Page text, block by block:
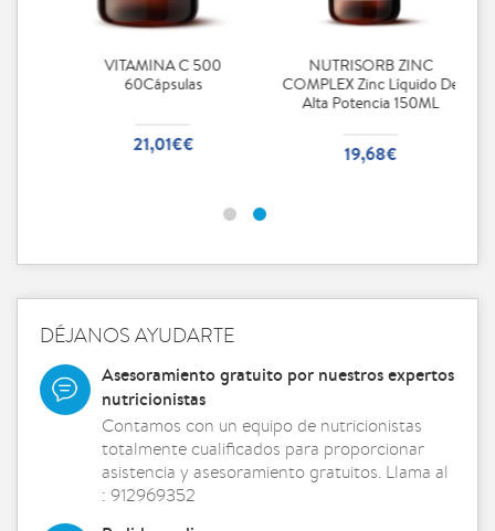
NUTRISORB ZINC
COMPLEX Zinc Líquido De
19,68€
Cranberry Intensive 60
Cápsulas
25,49€€
DÉJANOS AYUDARTE
Asesoramiento gratuito por nuestros expertos
nutricionistas
Contamos con un equipo de nutricionistas
totalmente cualificados para proporcionar
asistencia y asesoramiento gratuitos. Llama al
: 912969352